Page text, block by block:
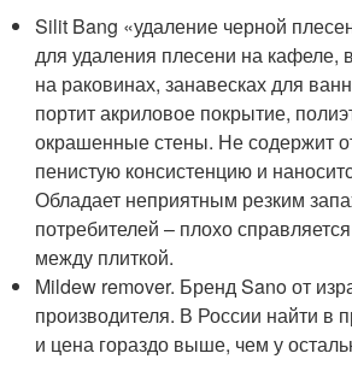
Silit Bang «удаление черной
для удаления плесени на кафеле,
на раковинах, занавесках для
портит акриловое покрытие,
окрашенные стены. Не содержит
пенистую консистенцию и
Обладает неприятным резким
потребителей – плохо
между плиткой.
Mildew remover. Бренд Sano от
производителя. В России найти в
и цена гораздо выше, чем у